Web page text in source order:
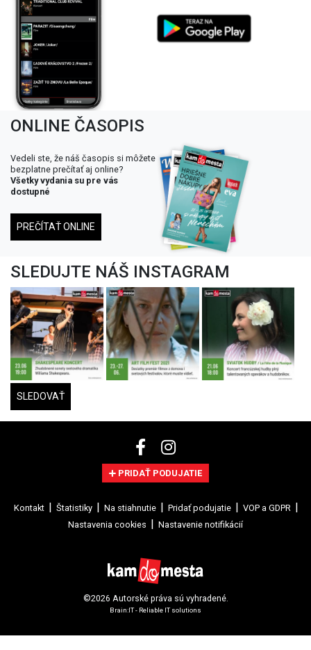
ONLINE ČASOPIS
Vedeli ste, že náš časopis si môžete
bezplatne prečítať aj online?
Všetky vydania su pre vás
dostupné
PREČÍTAŤ ONLINE
SLEDUJTE NÁŠ INSTAGRAM
SLEDOVAŤ
PRIDAŤ PODUJATIE
Kontakt Štatistiky Na stiahnutie Pridať podujatie
VOP a GDPR
Nastavenia cookies
Nastavenie notifikácií
©2026 Autorské práva sú vyhradené.
Brain:IT - Reliable IT solutions